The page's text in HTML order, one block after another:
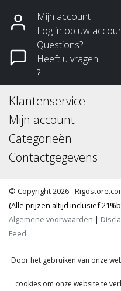
Mijn account
Log in op uw
Questions?
Heeft u vragen
?
Klantenservice
Mijn account
Categorieën
Contactgegevens
© Copyright 2026 -
(Alle prijzen altijd inclusief
Algemene voorwaarden |
Feed
Door het gebruiken van onze
cookies om onze website te